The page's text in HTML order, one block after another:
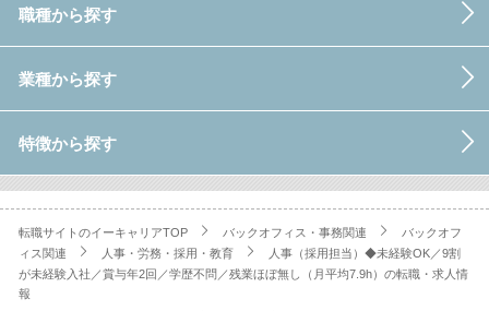
職種から探す
業種から探す
特徴から探す
転職サイトのイーキャリアTOP バックオフィス・事務関連
バックオフ
ィス関連
人事・労務・採用・教育
人事（採用担当）◆未経験OK／9割
が未経験入社／賞与年2回／学歴不問／残業ほぼ無し（月平均7.9h）の転職・求人情
報